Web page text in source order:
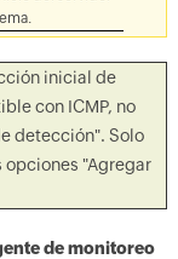
inicial de
con ICMP, no
detección". Solo
"Agregar
de monitoreo